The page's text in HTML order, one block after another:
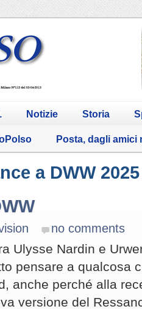
Notizie Storia
Posta, dagli amici
a DWW 2025
no comments
Ulysse Nardin e
pensare a qualcosa
anche perché alla
versione del